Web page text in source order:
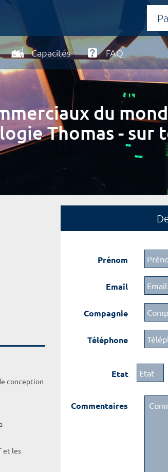
Capacités FAQ
du
Thomas - sur
conception
et les
Prénom
Email
Compagnie
Téléphone
Etat
Commentaires